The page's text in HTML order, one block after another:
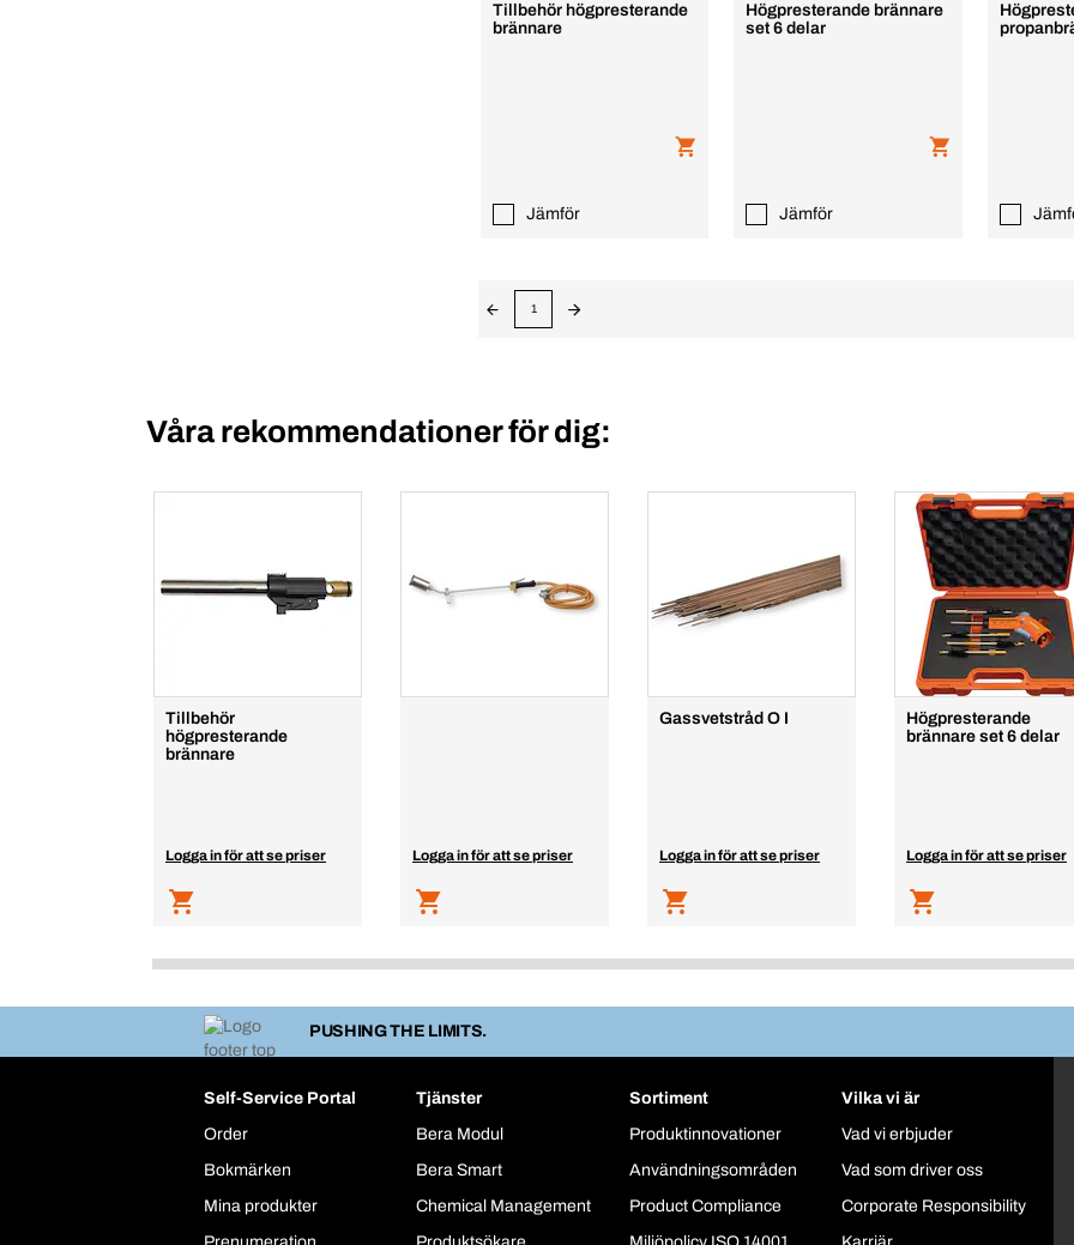
Tillbehör högpresterande
brännare
Jämför
Högpresterande brännare
set 6 delar
Jämför
1
Våra rekommendationer för dig:
Tillbehör
högpresterande
brännare
Logga in för att se priser Logga in för att se priser
Gassvetstråd O I
Logga in för att se priser
Högpresterande
brännare set 6 delar
Logga in för att se priser
PUSHING THE LIMITS.
Self-Service Portal
Order
Bokmärken
Mina produkter
Tjänster
Bera Modul
Bera Smart
Chemical Management
Sortiment
Produktinnovationer
Användningsområden
Product Compliance
Vilka vi är
Vad vi erbjuder
Vad som driver oss
Corporate Responsibility